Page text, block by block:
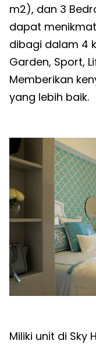
m2), dan 3
dapat
dibagi dalam 4
Garden, Sport,
Memberikan
yang lebih baik.
Miliki unit di Sky